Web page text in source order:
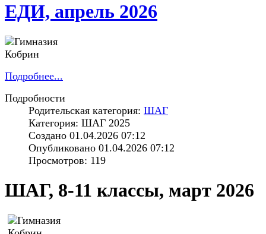
ЕДИ, апрель 2026
Подробнее...
Подробности
Родительская категория: ШАГ
Категория: ШАГ 2025
Создано 01.04.2026 07:12
Опубликовано 01.04.2026 07:12
Просмотров: 119
ШАГ, 8-11 классы, март 2026